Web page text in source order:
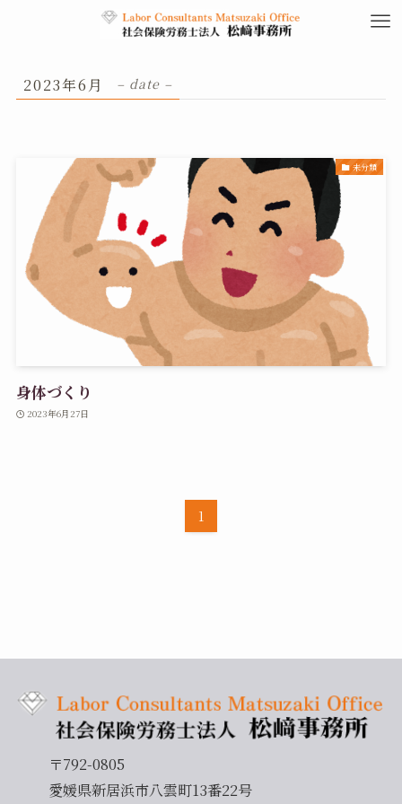
2023年6月 – date –
未分類
身体づくり
2023年6月27日
1
〒792-0805
愛媛県新居浜市八雲町13番22号